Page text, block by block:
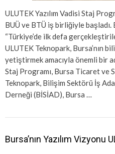
ULUTEK Yazılım Vadisi Staj
BUÜ ve BTÜ iş birliğiyle başladı.
“Türkiye’de ilk defa
ULUTEK Teknopark, Bursa’nın
yetiştirmek amacıyla önemli bir
Staj Programı, Bursa Ticaret ve
Teknopark, Bilişim Sektörü İş
Derneği (BİSİAD), Bursa …
Bursa’nın Yazılım Vizyonu